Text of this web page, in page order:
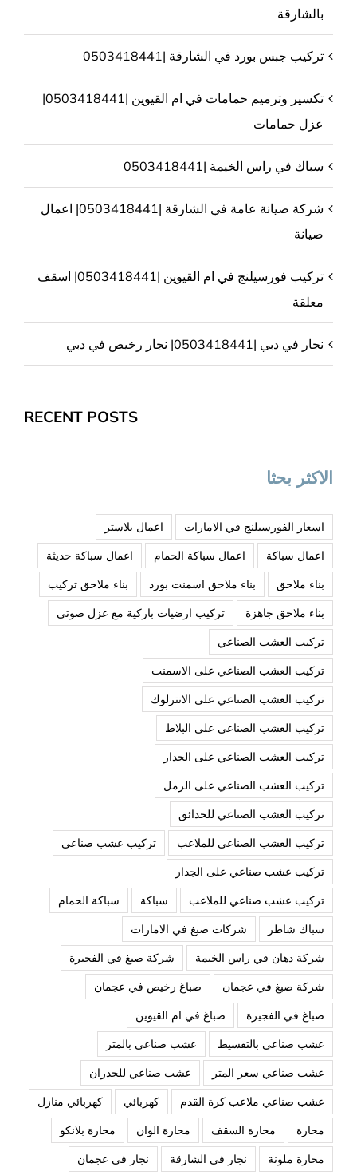
بالشارقة
تركيب جبس بورد في الشارقة |0503418441
تكسير وترميم حمامات في ام القيوين |0503418441|
عزل حمامات
سباك في راس الخيمة |0503418441
شركة صيانة عامة في الشارقة |0503418441| اعمال
صيانة
تركيب فورسيلنج في ام القيوين |0503418441| اسقف
معلقة
نجار في دبي |0503418441| نجار رخيص في دبي
RECENT POSTS
الاكثر بحثا
اسعار الفورسيلنج في الامارات
اعمال بلاستر
اعمال سباكة
اعمال سباكة الحمام
اعمال سباكة حديثة
بناء ملاحق
بناء ملاحق اسمنت بورد
بناء ملاحق تركيب
بناء ملاحق جاهزة
تركيب ارضيات باركية مع عزل صوتي
تركيب العشب الصناعي
تركيب العشب الصناعي على الاسمنت
تركيب العشب الصناعي على الانترلوك
تركيب العشب الصناعي على البلاط
تركيب العشب الصناعي على الجدار
تركيب العشب الصناعي على الرمل
تركيب العشب الصناعي للحدائق
تركيب العشب الصناعي للملاعب
تركيب عشب صناعي
تركيب عشب صناعي على الجدار
تركيب عشب صناعي للملاعب
سباكة
سباكة الحمام
سباك شاطر
شركات صبغ في الامارات
شركة دهان في راس الخيمة
شركة صبغ في الفجيرة
شركة صبغ في عجمان
صباغ رخيص في عجمان
صباغ في الفجيرة
صباغ في ام القيوين
عشب صناعي بالتقسيط
عشب صناعي بالمتر
عشب صناعي سعر المتر
عشب صناعي للجدران
عشب صناعي ملاعب كرة القدم
كهربائي
كهربائي منازل
محارة
محارة السقف محارة الوان
محارة بلانكو
محارة ملونة
نجار في الشارقة نجار في عجمان